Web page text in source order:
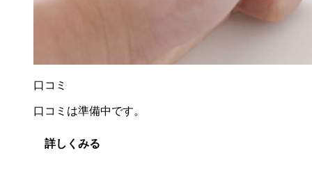
口コミ
口コミは準備中です。
詳しくみる